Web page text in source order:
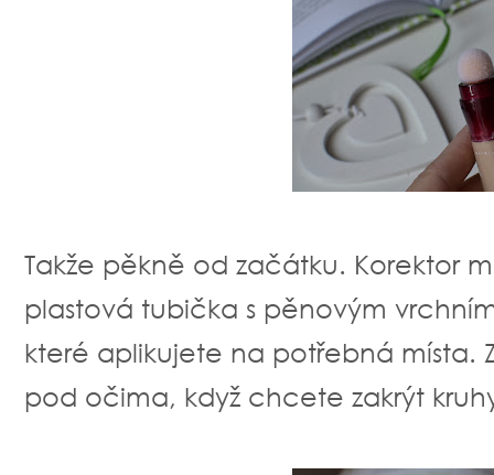
Takže pěkně od začátku. Korektor
plastová tubička s pěnovým
které aplikujete na potřebná místa.
pod očima, když chcete zakrýt